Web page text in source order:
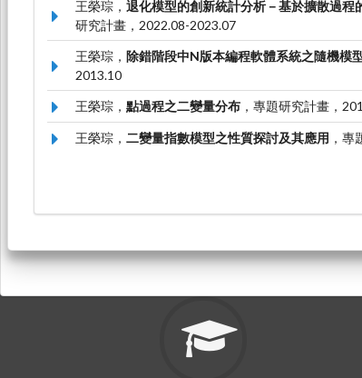
王榮琮， 退化模型的創新統計分析－基於擴散過程
研究計畫，2022.08-2023.07
王榮琮， 除錯階段中N版本編程軟體系統之隨機模
2013.10
王榮琮， 點過程之二變量分布 ，專題研究計畫，
王榮琮， 二變量指數模型之性質探討及其應用 ，